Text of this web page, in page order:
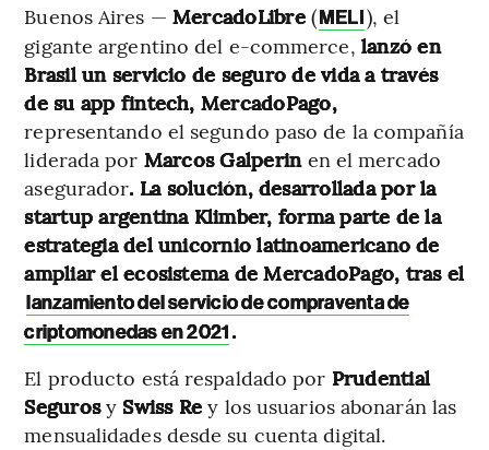
Buenos Aires — MercadoLibre(MELI), el
gigante argentino del e-commerce, lanzó en
Brasil un servicio de seguro de vida a través
de su app fintech, MercadoPago,
representando el segundo paso de la compañía
liderada por Marcos Galperin en el mercado
asegurador. La solución, desarrollada por la
startup argentina Klimber, forma parte de la
estrategia del unicornio latinoamericano de
ampliar el ecosistema de MercadoPago, tras el
lanzamiento del servicio de compraventa de
criptomonedas en 2021.
El producto está respaldado por Prudential
Segurosy Swiss Re y los usuarios abonarán las
mensualidades desde su cuenta digital.